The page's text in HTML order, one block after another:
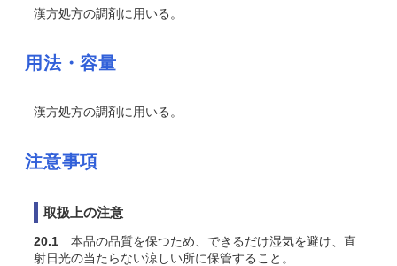
漢方処方の調剤に用いる。
用法・容量
漢方処方の調剤に用いる。
注意事項
取扱上の注意
20.1 本品の品質を保つため、できるだけ湿気を避け、直
射日光の当たらない涼しい所に保管すること。